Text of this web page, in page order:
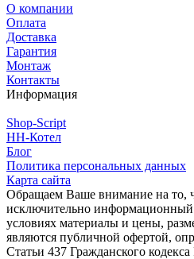
О компании
Оплата
Доставка
Гарантия
Монтаж
Контакты
Информация
Shop-Script
НН-Котел
Блог
Политика персональных данных
Карта сайта
Обращаем Ваше внимание на то,
исключительно информационный
условиях материалы и цены,
являются публичной офертой,
Статьи 437 Гражданского